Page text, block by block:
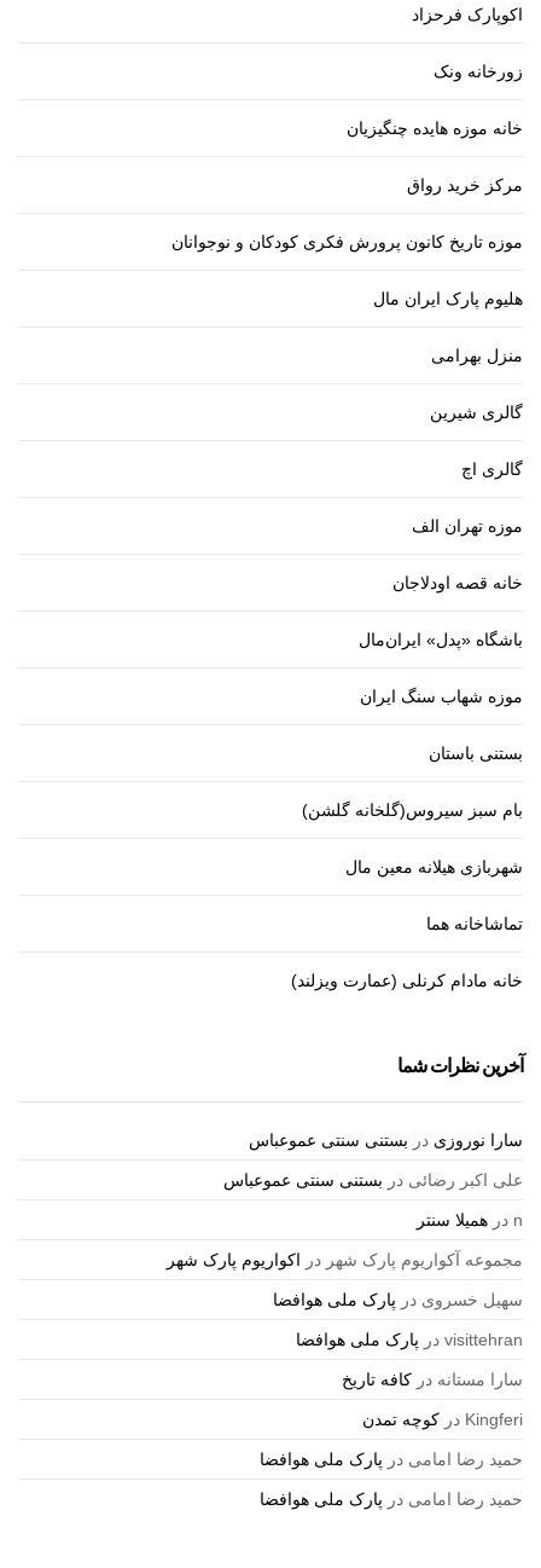
اکوپارک فرحزاد
زورخانه ونک
خانه موزه هایده چنگیزیان
مرکز خرید رواق
موزه تاریخ کانون پرورش فکری کودکان و نوجوانان
هلیوم پارک ایران مال
منزل بهرامی
گالری شیرین
گالری اچ
موزه تهران الف
خانه قصه اودلاجان
باشگاه «پدل» ایران‌مال
موزه شهاب سنگ ایران
بستنی باستان
بام سبز سیروس(گلخانه گلشن)
شهربازی هیلانه معین مال
تماشاخانه هما
خانه مادام کرنلی (عمارت ویزلند)
آخرین نظرات شما
سارا نوروزی در بستنی سنتی عموعباس
علی اکبر رضائی در بستنی سنتی عموعباس
n در همیلا سنتر
مجموعه آکواریوم پارک شهر در اکواریوم پارک شهر
سهیل خسروی در پارک ملی هوافضا
visittehran در پارک ملی هوافضا
سارا مستانه در کافه تاریخ
Kingferi در کوچه تمدن
حمید رضا امامی در پارک ملی هوافضا
حمید رضا امامی در پارک ملی هوافضا